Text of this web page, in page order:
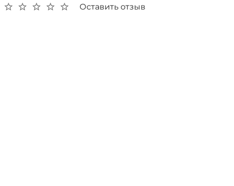
Оставить отзыв